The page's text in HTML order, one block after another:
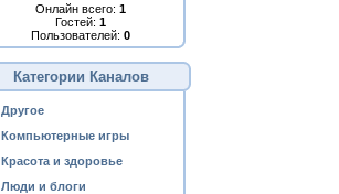
Онлайн всего: 1
Гостей: 1
Пользователей: 0
Категории Каналов
Другое
Компьютерные игры
Красота и здоровье
Люди и блоги